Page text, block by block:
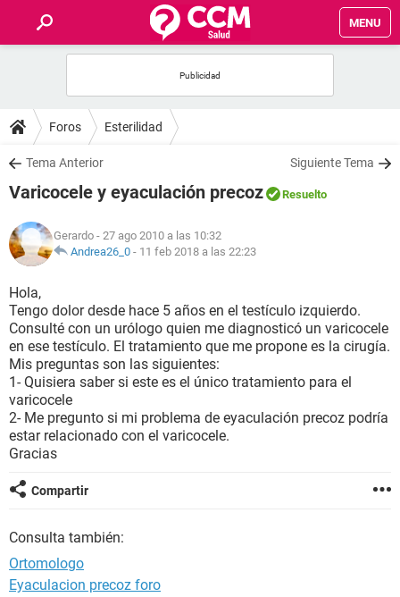
MENU
FOROS
SALUD
NUTRICIÓN
BIENESTAR
SEXUALIDAD
GLOSARIO
Foros Esterilidad
Tema Anterior Siguiente Tema
Varicocele y eyaculación precoz Resuelto
Gerardo - 27 ago 2010 a las 10:32
Andrea26_0 - 11 feb 2018 a las 22:23
Hola,
Tengo dolor desde hace 5 años en el testículo izquierdo.
Consulté con un urólogo quien me diagnosticó un varicocele
en ese testículo. El tratamiento que me propone es la cirugía.
Mis preguntas son las siguientes:
1- Quisiera saber si este es el único tratamiento para el
varicocele
2- Me pregunto si mi problema de eyaculación precoz podría
estar relacionado con el varicocele.
Gracias
Compartir
Consulta también:
Ortomologo
Eyaculacion precoz foro